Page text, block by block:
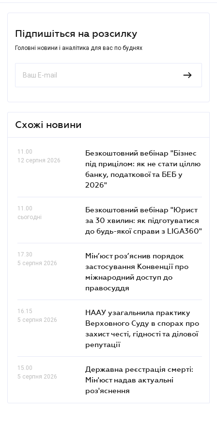
Підпишіться на розсилку
Головні новини і аналітика для вас по буднях
Схожі новини
11.00
12 серпня 2026
Безкоштовний вебінар "Бізнес
під прицілом: як не стати ціллю
банку, податкової та БЕБ у
2026"
11.00
сьогодні
Безкоштовний вебінар "Юрист
за 30 хвилин: як підготуватися
до будь-якої справи з LIGA360"
17.30
5 серпня 2026
Мін’юст роз’яснив порядок
застосування Конвенції про
міжнародний доступ до
правосуддя
16.15
5 серпня 2026
НААУ узагальнила практику
Верховного Суду в спорах про
захист честі, гідності та ділової
репутації
15.00
5 серпня 2026
Державна реєстрація смерті:
Мін'юст надав актуальні
роз'яснення